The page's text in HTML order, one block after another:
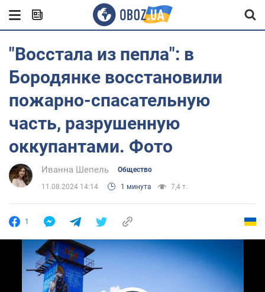
"Восстала из пепла": в
Бородянке восстановили
пожарно-спасательную
часть, разрушенную
оккупантами. Фото
Иванна Шепель Общество
11.08.2024 14:14 1 минута 7,4 т.
1